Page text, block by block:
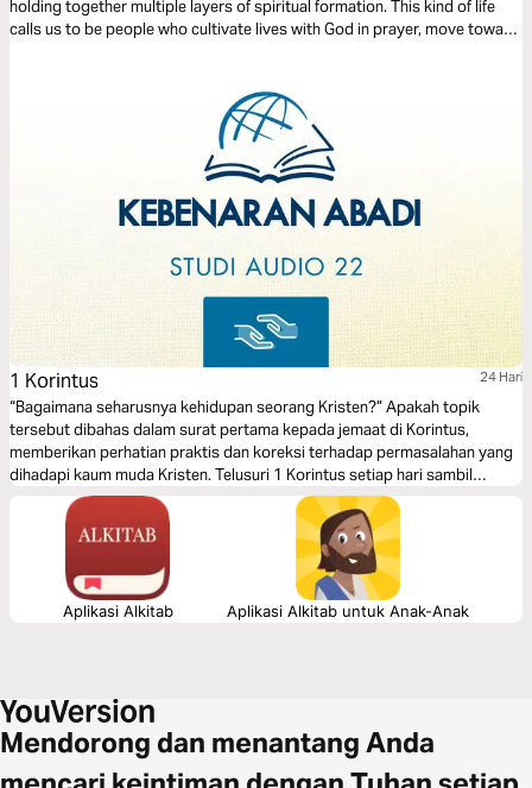
holding together multiple layers of spiritual formation. This kind of life
calls us to be people who cultivate lives with God in prayer, move toward
1 Korintus 24 Hari
“Bagaimana seharusnya kehidupan seorang Kristen?” Apakah topik
tersebut dibahas dalam surat pertama kepada jemaat di Korintus,
memberikan perhatian praktis dan koreksi terhadap permasalahan yang
dihadapi kaum muda Kristen. Telusuri 1 Korintus setiap hari sambil
mendengarkan pelajaran audio dan membaca ayat-ayat tertentu dari
firman Tuhan.
Aplikasi Alkitab Aplikasi Alkitab untuk Anak-Anak
Mendorong dan menantang Anda